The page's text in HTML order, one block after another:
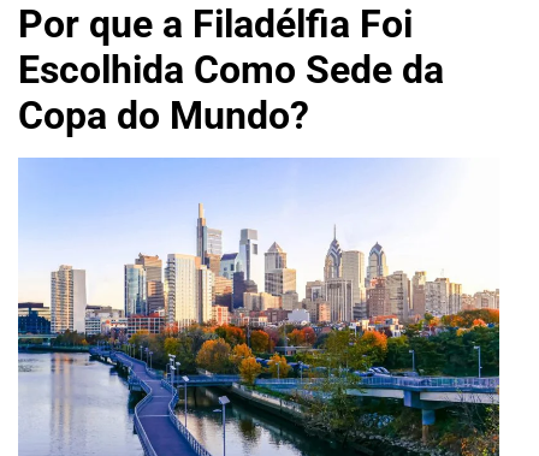
Por que a Filadélfia Foi
Escolhida Como Sede da
Copa do Mundo?